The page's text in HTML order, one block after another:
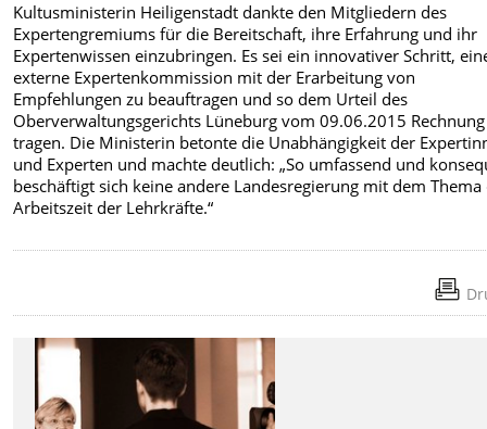
Kultusministerin Heiligenstadt dankte den Mitgliedern des
Expertengremiums für die Bereitschaft, ihre Erfahrung und ihr
Expertenwissen einzubringen. Es sei ein innovativer Schritt,
externe Expertenkommission mit der Erarbeitung von
Empfehlungen zu beauftragen und so dem Urteil des
Oberverwaltungsgerichts Lüneburg vom 09.06.2015
tragen. Die Ministerin betonte die Unabhängigkeit der
und Experten und machte deutlich: „So umfassend und
beschäftigt sich keine andere Landesregierung mit dem Thema
Arbeitszeit der Lehrkräfte.“